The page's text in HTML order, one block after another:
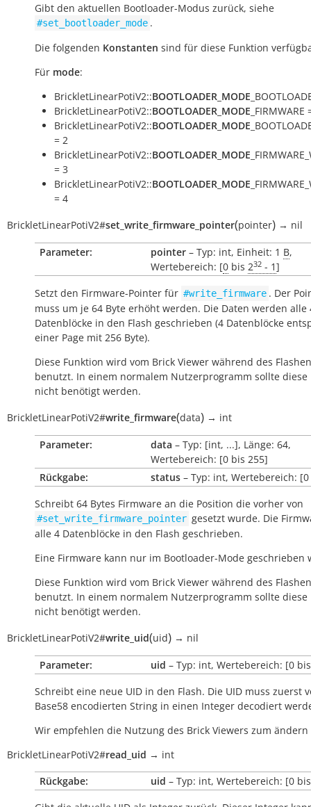
Gibt den aktuellen Bootloader-Modus zurück, siehe
#set_bootloader_mode .
Die folgenden Konstanten sind für diese Funktion
Für mode:
BrickletLinearPotiV2::BOOTLOADER_MODE
BrickletLinearPotiV2::BOOTLOADER_MODE _FIRMWARE
BrickletLinearPotiV2::BOOTLOADER_MODE
= 2
BrickletLinearPotiV2::BOOTLOADER_MODE
= 3
BrickletLinearPotiV2::BOOTLOADER_MODE
= 4
BrickletLinearPotiV2#set_write_firmware_pointer(pointer) → nil
Parameter: pointer – Typ: int, Einheit: 1 B,
Wertebereich: [0 bis 232 - 1]
Setzt den Firmware-Pointer für #write_firmware . Der
muss um je 64 Byte erhöht werden. Die Daten werden alle
Datenblöcke in den Flash geschrieben (4 Datenblöcke
einer Page mit 256 Byte).
Diese Funktion wird vom Brick Viewer während des
benutzt. In einem normalem Nutzerprogramm sollte diese
nicht benötigt werden.
BrickletLinearPotiV2#write_firmware(data) → int
Parameter: data – Typ: [int, ...], Länge: 64,
Wertebereich: [0 bis 255]
Rückgabe:
status – Typ: int, Wertebereich:
Schreibt 64 Bytes Firmware an die Position die vorher von
#set_write_firmware_pointer gesetzt wurde. Die
alle 4 Datenblöcke in den Flash geschrieben.
Eine Firmware kann nur im Bootloader-Mode geschrieben
Diese Funktion wird vom Brick Viewer während des
benutzt. In einem normalem Nutzerprogramm sollte diese
nicht benötigt werden.
BrickletLinearPotiV2#write_uid(uid) → nil
Parameter: uid – Typ: int, Wertebereich: [0
Schreibt eine neue UID in den Flash. Die UID muss zuerst
Base58 encodierten String in einen Integer decodiert
Wir empfehlen die Nutzung des Brick Viewers zum ändern
BrickletLinearPotiV2#read_uid → int
Rückgabe:
uid – Typ: int, Wertebereich: [0